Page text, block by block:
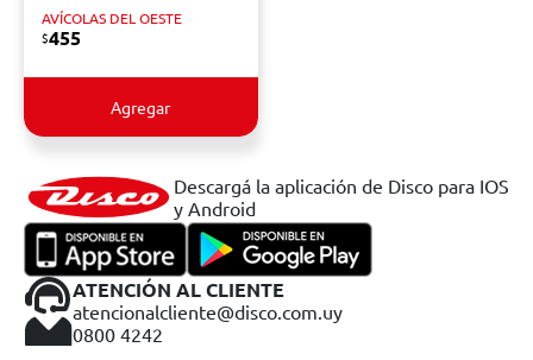
AVÍCOLAS DEL OESTE
$455
Agregar
Descargá la aplicación de Disco para IOS
y Android
ATENCIÓN AL CLIENTE
atencionalcliente@disco.com.uy
0800 4242